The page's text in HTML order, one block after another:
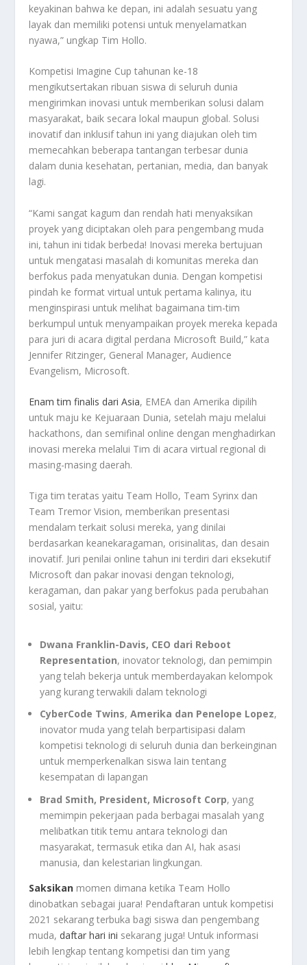
keyakinan bahwa ke depan, ini adalah sesuatu yang
layak dan memiliki potensi untuk menyelamatkan
nyawa,” ungkap Tim Hollo.
Kompetisi Imagine Cup tahunan ke-18
mengikutsertakan ribuan siswa di seluruh dunia
mengirimkan inovasi untuk memberikan solusi dalam
masyarakat, baik secara lokal maupun global. Solusi
inovatif dan inklusif tahun ini yang diajukan oleh tim
memecahkan beberapa tantangan terbesar dunia
dalam dunia kesehatan, pertanian, media, dan banyak
lagi.
“Kami sangat kagum dan rendah hati menyaksikan
proyek yang diciptakan oleh para pengembang muda
ini, tahun ini tidak berbeda! Inovasi mereka bertujuan
untuk mengatasi masalah di komunitas mereka dan
berfokus pada menyatukan dunia. Dengan kompetisi
pindah ke format virtual untuk pertama kalinya, itu
menginspirasi untuk melihat bagaimana tim-tim
berkumpul untuk menyampaikan proyek mereka kepada
para juri di acara digital perdana Microsoft Build,” kata
Jennifer Ritzinger, General Manager, Audience
Evangelism, Microsoft.
Enam tim finalis dari Asia, EMEA dan Amerika dipilih
untuk maju ke Kejuaraan Dunia, setelah maju melalui
hackathons, dan semifinal online dengan menghadirkan
inovasi mereka melalui Tim di acara virtual regional di
masing-masing daerah.
Tiga tim teratas yaitu Team Hollo, Team Syrinx dan
Team Tremor Vision, memberikan presentasi
mendalam terkait solusi mereka, yang dinilai
berdasarkan keanekaragaman, orisinalitas, dan desain
inovatif. Juri penilai online tahun ini terdiri dari eksekutif
Microsoft dan pakar inovasi dengan teknologi,
keragaman, dan pakar yang berfokus pada perubahan
sosial, yaitu:
Dwana Franklin-Davis, CEO dari Reboot
Representation, inovator teknologi, dan pemimpin
yang telah bekerja untuk memberdayakan kelompok
yang kurang terwakili dalam teknologi
CyberCode Twins,Amerika dan Penelope Lopez,
inovator muda yang telah berpartisipasi dalam
kompetisi teknologi di seluruh dunia dan berkeinginan
untuk memperkenalkan siswa lain tentang
kesempatan di lapangan
Brad Smith, President, Microsoft Corp, yang
memimpin pekerjaan pada berbagai masalah yang
melibatkan titik temu antara teknologi dan
masyarakat, termasuk etika dan AI, hak asasi
manusia, dan kelestarian lingkungan.
Saksikan momen dimana ketika Team Hollo
dinobatkan sebagai juara! Pendaftaran untuk kompetisi
2021 sekarang terbuka bagi siswa dan pengembang
muda, daftar hari ini sekarang juga! Untuk informasi
lebih lengkap tentang kompetisi dan tim yang